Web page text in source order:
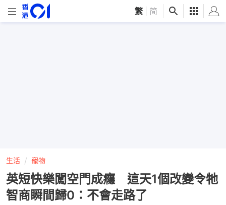
繁 简
生活 寵物
英短快樂闖空門成癮 這天1個改變令牠
智商瞬間歸0：不會走路了